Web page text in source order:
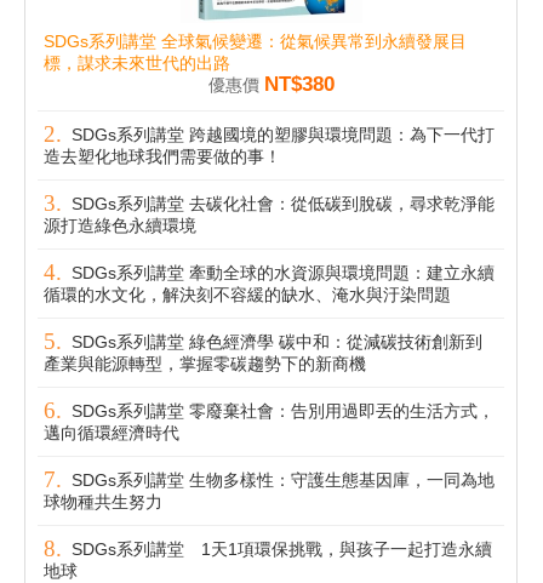
SDGs系列講堂 全球氣候變遷：從氣候異常到永續發展目
標，謀求未來世代的出路
優惠價 NT$380
SDGs系列講堂 跨越國境的塑膠與環境問題：為下一代打
造去塑化地球我們需要做的事！
SDGs系列講堂 去碳化社會：從低碳到脫碳，尋求乾淨能
源打造綠色永續環境
SDGs系列講堂 牽動全球的水資源與環境問題：建立永續
循環的水文化，解決刻不容緩的缺水、淹水與汙染問題
SDGs系列講堂 綠色經濟學 碳中和：從減碳技術創新到
產業與能源轉型，掌握零碳趨勢下的新商機
SDGs系列講堂 零廢棄社會：告別用過即丟的生活方式，
邁向循環經濟時代
SDGs系列講堂 生物多樣性：守護生態基因庫，一同為地
球物種共生努力
SDGs系列講堂 1天1項環保挑戰，與孩子一起打造永續
地球